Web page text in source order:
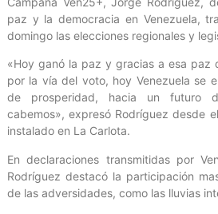
paz y la democracia en Venezuela,
domingo las elecciones regionales y
«Hoy ganó la paz y gracias a esa paz
por la vía del voto, hoy Venezuela se
de prosperidad, hacia un futuro
cabemos», expresó Rodríguez desde
instalado en La Carlota.
En declaraciones transmitidas por
Rodríguez destacó la participación
de las adversidades, como las lluvias